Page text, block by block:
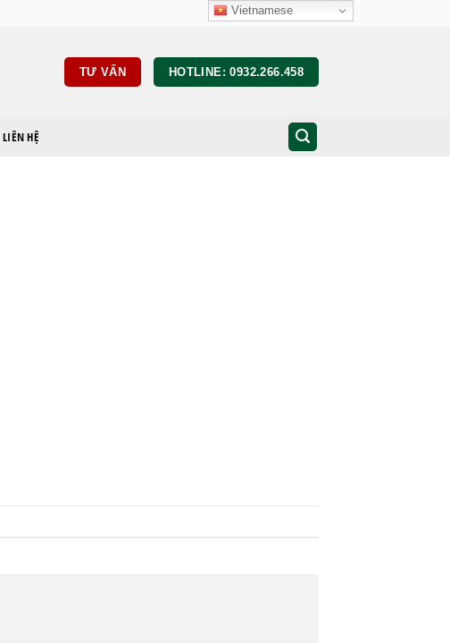
TƯ VẤN HOTLINE: 0932.266.458
LIÊN HỆ
Vietnamese